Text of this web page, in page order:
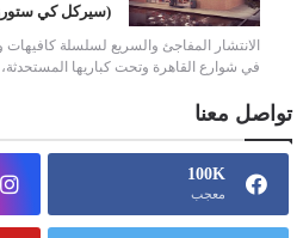
(سيركل كي
في شوارع القاهرة وتحت كباريها
تواصل معنا
100K
معجب